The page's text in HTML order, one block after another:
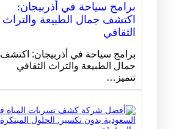
برامج سياحة في أذربيجان:
اكتشف جمال الطبيعة والتراث
الثقافي
برامج سياحة في أذربيجان: اكتشف
جمال الطبيعة والتراث الثقافي
تتميز…